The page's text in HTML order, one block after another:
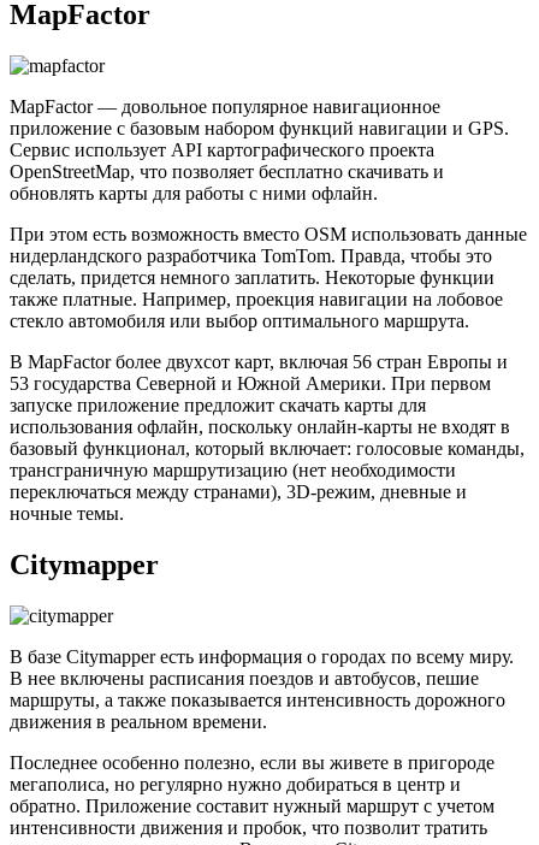
MapFactor
MapFactor — довольное популярное навигационное
приложение с базовым набором функций навигации и GPS.
Сервис использует API картографического проекта
OpenStreetMap, что позволяет бесплатно скачивать и
обновлять карты для работы с ними офлайн.
При этом есть возможность вместо OSM использовать данные
нидерландского разработчика TomTom. Правда, чтобы это
сделать, придется немного заплатить. Некоторые функции
также платные. Например, проекция навигации на лобовое
стекло автомобиля или выбор оптимального маршрута.
В MapFactor более двухсот карт, включая 56 стран Европы и
53 государства Северной и Южной Америки. При первом
запуске приложение предложит скачать карты для
использования офлайн, поскольку онлайн-карты не входят в
базовый функционал, который включает: голосовые команды,
трансграничную маршрутизацию (нет необходимости
переключаться между странами), 3D-режим, дневные и
ночные темы.
Citymapper
В базе Citymapper есть информация о городах по всему миру.
В нее включены расписания поездов и автобусов, пешие
маршруты, а также показывается интенсивность дорожного
движения в реальном времени.
Последнее особенно полезно, если вы живете в пригороде
мегаполиса, но регулярно нужно добираться в центр и
обратно. Приложение составит нужный маршрут с учетом
интенсивности движения и пробок, что позволит тратить